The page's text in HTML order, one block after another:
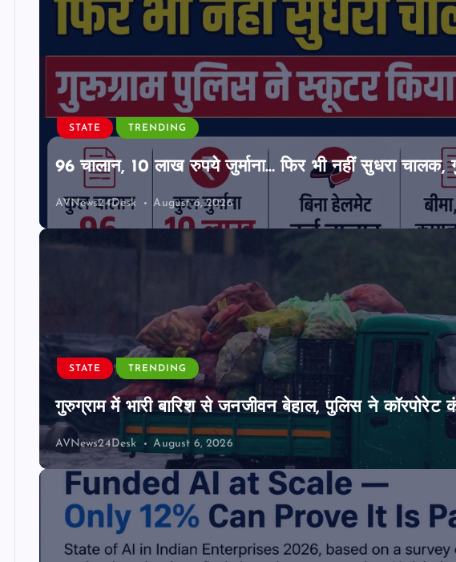
STATE TRENDING
96 चालान, 10 लाख रुपये जुर्माना… फिर भी नहीं सुधरा
AVNews24Desk August 6, 2026
STATE TRENDING
गुरुग्राम में भारी बारिश से जनजीवन बेहाल, पुलिस ने कॉरपोरेट
AVNews24Desk August 6, 2026